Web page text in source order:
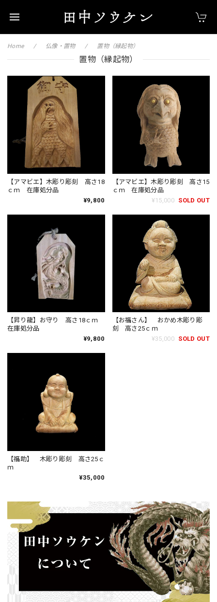
Home 仏像・置物 置物（縁起物）
置物（縁起物）
【アマビエ】木彫り彫刻 高さ18
ｃｍ 在庫処分品
¥9,800
【アマビエ】木彫り彫刻 高さ15
ｃｍ 在庫処分品
¥15,000 SOLD OUT
【昇り龍】お守り 高さ18ｃｍ
在庫処分品
¥9,800
【お福さん】 おかめ木彫り彫
刻 高さ25ｃｍ
¥35,000 SOLD OUT
【福助】 木彫り彫刻 高さ25ｃ
ｍ
¥35,000